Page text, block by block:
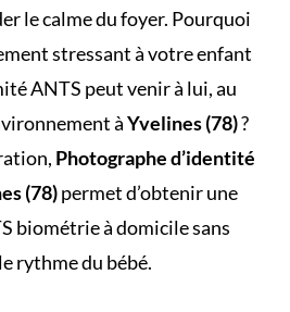
le calme du foyer. Pourquoi
stressant à votre enfant
ANTS peut venir à lui, au
àYvelines (78)?
Photographe d’identité
(78)permet d’obtenir une
biométrie à domicilesans
rythme du bébé.